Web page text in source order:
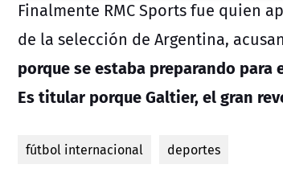
Finalmente RMC Sports fue quien
de la selección de Argentina,
porque se estaba preparando para
Es titular porque Galtier, el gran
fútbol internacional deportes